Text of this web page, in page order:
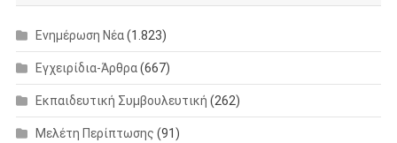
Eνημέρωση Nέα(1.823)
Εγχειρίδια-Άρθρα(667)
Εκπαιδευτική Συμβουλευτική (262)
Μελέτη Περίπτωσης (91)